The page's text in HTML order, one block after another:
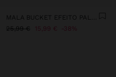
MALA BUCKET EFEITO PALHA COM PENDURO M
25,99 €
15,99 € 38%